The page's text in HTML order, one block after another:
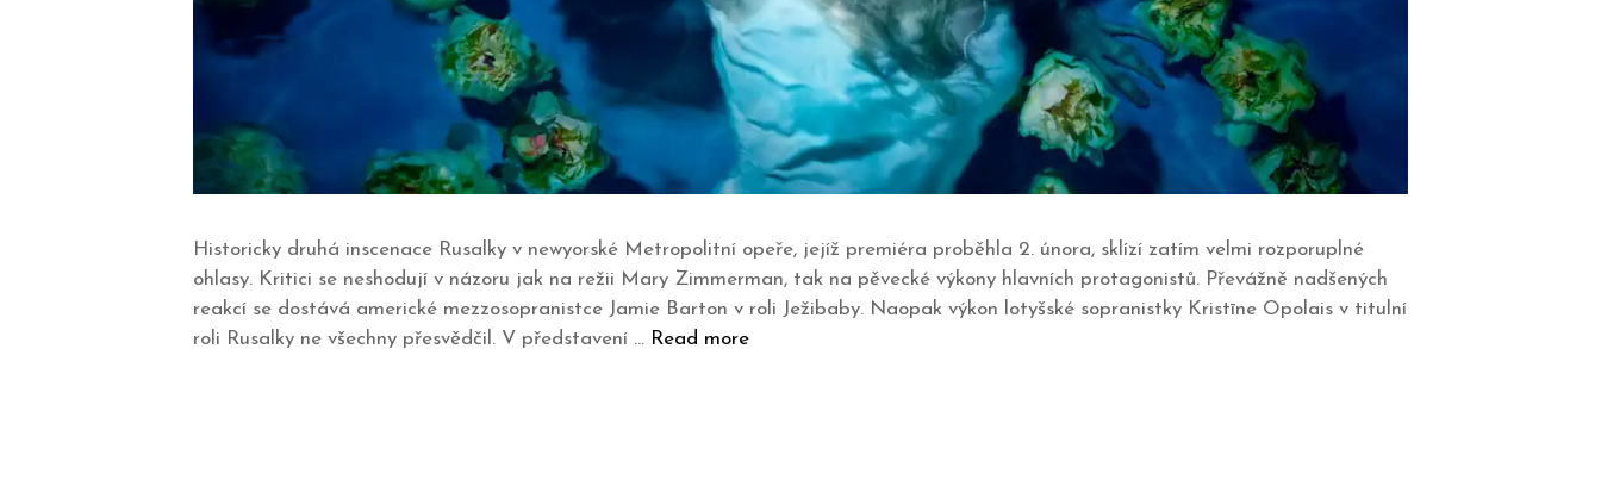
Historicky druhá inscenace Rusalky v newyorské Metropolitní opeře, jejíž premiéra proběhla 2. února, sklízí zatím velmi rozporuplné
ohlasy. Kritici se neshodují v názoru jak na režii Mary Zimmerman, tak na pěvecké výkony hlavních protagonistů. Převážně nadšených
reakcí se dostává americké mezzosopranistce Jamie Barton v roli Ježibaby. Naopak výkon lotyšské sopranistky Kristīne Opolais v titulní
roli Rusalky ne všechny přesvědčil. V představení … Read more